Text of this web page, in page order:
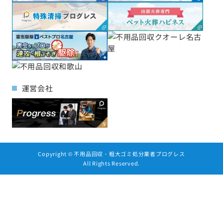
運営会社
Copyright ©不用品回収・粗大ゴミ処分業者プログレス
All Rights Reserved.